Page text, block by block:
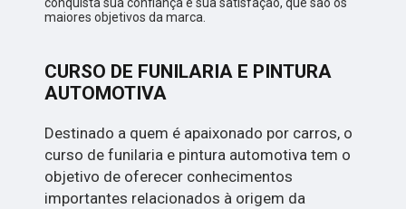
maiores objetivos da marca.
CURSO DE FUNILARIA E PINTURA
AUTOMOTIVA
Destinado a quem é apaixonado por carros, o
curso de funilaria e pintura automotiva tem o
objetivo de oferecer conhecimentos
importantes relacionados à origem da